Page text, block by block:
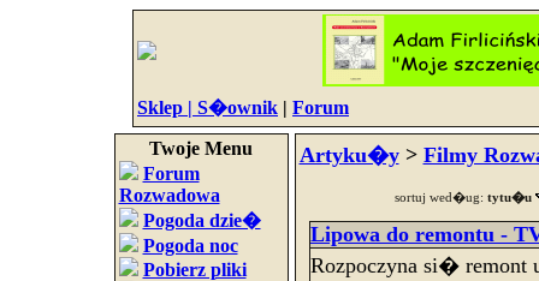
Sklep | S�ownik | Forum
Twoje Menu
Forum
Rozwadowa
Pogoda dzie�
Pogoda noc
Pobierz pliki
Artyku�y> Filmy
sortuj wed�ug: tytu�u
Lipowa do remontu -
Rozpoczyna si� remont